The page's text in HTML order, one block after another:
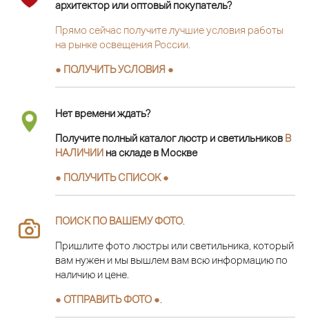
архитектор или оптовый покупатель?
Прямо сейчас получите лучшие условия работы
на рынке освещения России.
● ПОЛУЧИТЬ УСЛОВИЯ ●
Нет времени ждать?
Получите полный каталог люстр и светильников В
НАЛИЧИИ на складе в Москве
● ПОЛУЧИТЬ СПИСОК ●
ПОИСК ПО ВАШЕМУ ФОТО
Пришлите фото люстры или светильника, который
вам нужен и мы вышлем вам всю информацию по
наличию и цене.
● ОТПРАВИТЬ ФОТО ●